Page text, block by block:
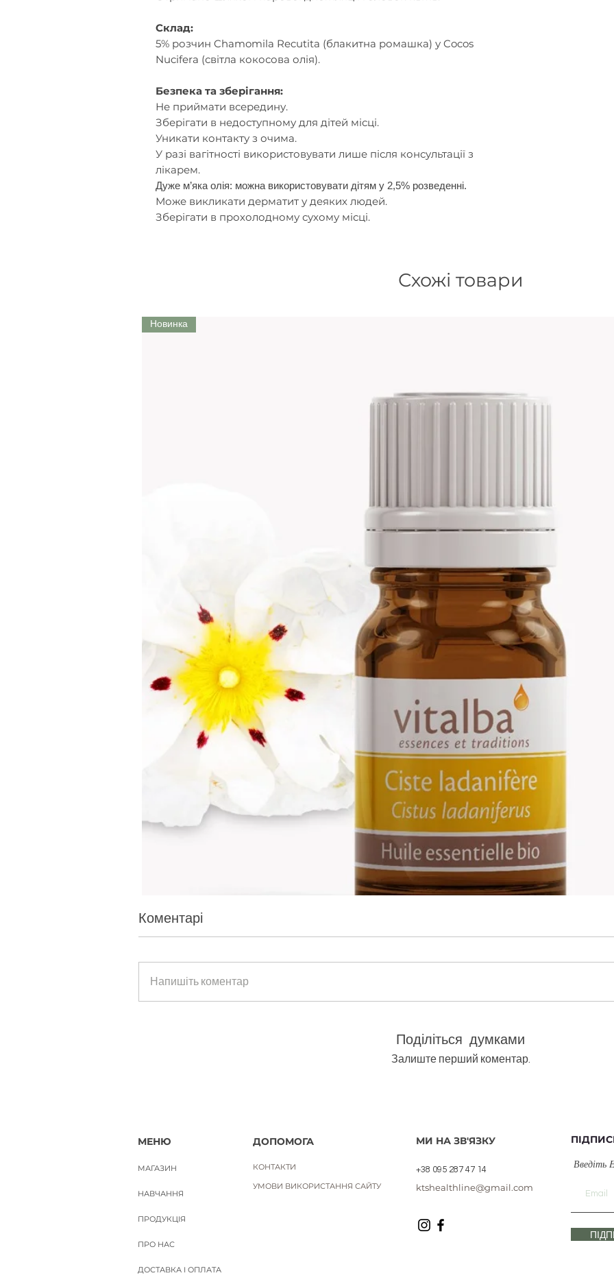
Склад:
5% розчин Chamomila Recutita (блакитна ромашка) у Cocos
Nucifera (світла кокосова олія).
Безпека та зберігання:
Не приймати всередину.
Зберігати в недоступному для дітей місці.
Уникати контакту з очима.
У разі вагітності використовувати лише після консультації з
лікарем.
Дуже м’яка олія: можна використовувати дітям у 2,5% розведенні.
Може викликати дерматит у деяких людей.
Зберігати в прохолодному сухому місці.
Схожі товари
Новинка
Коментарі
Напишіть коментар
Поділіться думками
Залиште перший коментар.
МЕНЮ
МАГАЗИН
НАВЧАННЯ
ПРОДУКЦІЯ
ПРО НАС
ДОСТАВКА І ОПЛАТА
ДОПОМОГА
КОНТАКТИ
УМОВИ ВИКОРИСТАННЯ САЙТУ
МИ НА ЗВ'ЯЗКУ
+38 095 287 47 14
ktshealthline@gmail.com
Введіть